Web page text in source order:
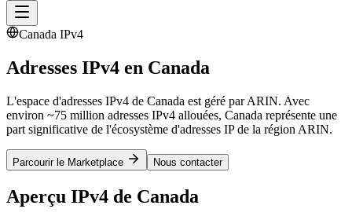
Canada IPv4
Adresses IPv4 en Canada
L'espace d'adresses IPv4 de Canada est géré par ARIN. Avec
environ ~75 million adresses IPv4 allouées, Canada représente une
part significative de l'écosystème d'adresses IP de la région ARIN.
Parcourir le Marketplace Nous contacter
Aperçu IPv4 de Canada